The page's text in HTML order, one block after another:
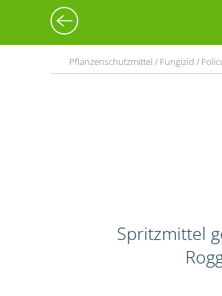
Pflanzenschutzmittel / Fungizid /
Spritzmittel